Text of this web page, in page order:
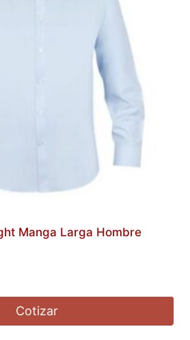
Manga Larga Hombre
Cotizar